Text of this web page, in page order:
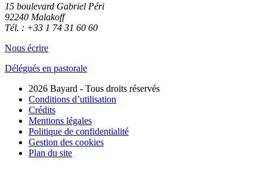
15 boulevard Gabriel Péri
92240 Malakoff
Tél. : +33 1 74 31 60 60
Nous écrire
Délégués en pastorale
2026 Bayard - Tous droits réservés
Conditions d’utilisation
Crédits
Mentions légales
Politique de confidentialité
Gestion des cookies
Plan du site